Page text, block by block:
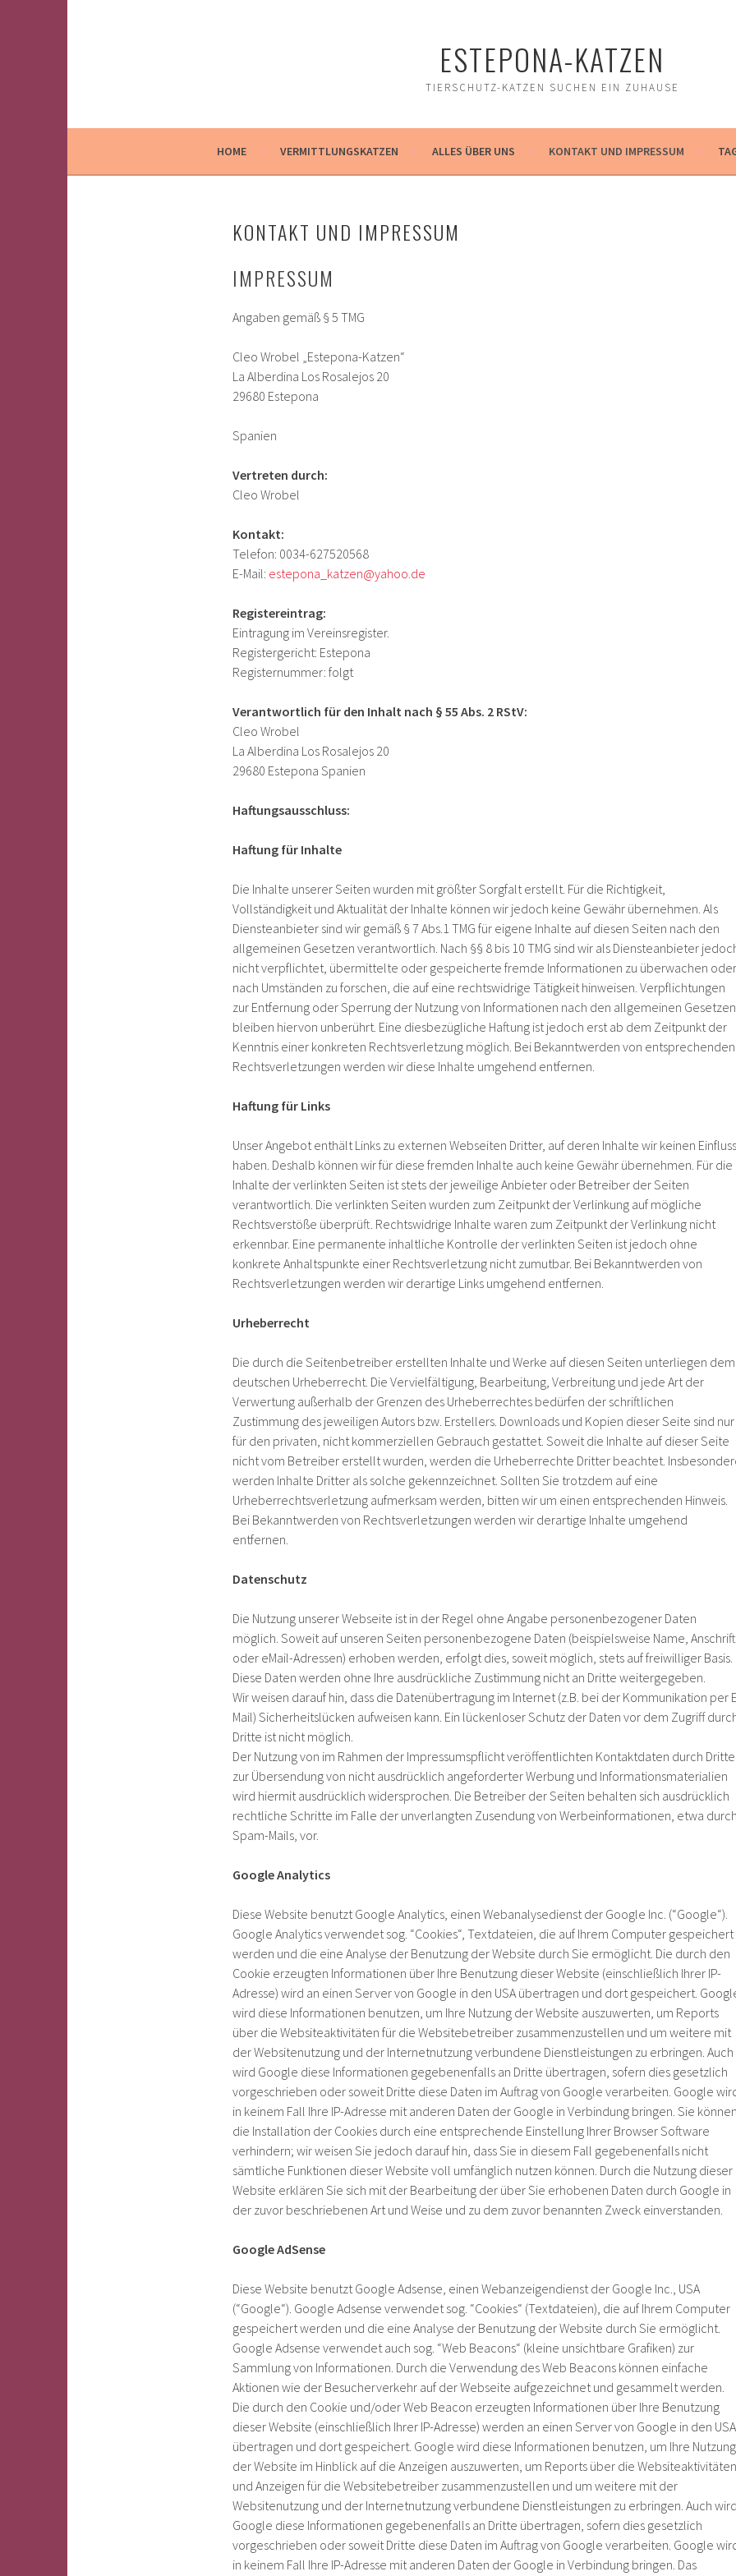
ESTEPONA-KATZEN
TIERSCHUTZ-KATZEN SUCHEN EIN ZUHAUSE
HOME VERMITTLUNGSKATZEN ALLES ÜBER UNS KONTAKT UND IMPRESSUM
KONTAKT UND IMPRESSUM
IMPRESSUM
Angaben gemäß § 5 TMG
Cleo Wrobel „Estepona-Katzen“
La Alberdina Los Rosalejos 20
29680 Estepona
Spanien
Vertreten durch:
Cleo Wrobel
Kontakt:
Telefon: 0034-627520568
E-Mail: estepona_katzen@yahoo.de
Registereintrag:
Eintragung im Vereinsregister.
Registergericht: Estepona
Registernummer: folgt
Verantwortlich für den Inhalt nach § 55 Abs. 2 RStV:
Cleo Wrobel
La Alberdina Los Rosalejos 20
29680 Estepona Spanien
Haftungsausschluss:
Haftung für Inhalte
Die Inhalte unserer Seiten wurden mit größter Sorgfalt erstellt. Für die Richtigkeit,
Vollständigkeit und Aktualität der Inhalte können wir jedoch keine Gewähr übernehmen. Als
Diensteanbieter sind wir gemäß § 7 Abs.1 TMG für eigene Inhalte auf diesen Seiten nach den
allgemeinen Gesetzen verantwortlich. Nach §§ 8 bis 10 TMG sind wir als Diensteanbieter
nicht verpflichtet, übermittelte oder gespeicherte fremde Informationen zu überwachen oder
nach Umständen zu forschen, die auf eine rechtswidrige Tätigkeit hinweisen. Verpflichtungen
zur Entfernung oder Sperrung der Nutzung von Informationen nach den allgemeinen Gesetzen
bleiben hiervon unberührt. Eine diesbezügliche Haftung ist jedoch erst ab dem Zeitpunkt der
Kenntnis einer konkreten Rechtsverletzung möglich. Bei Bekanntwerden von entsprechenden
Rechtsverletzungen werden wir diese Inhalte umgehend entfernen.
Haftung für Links
Unser Angebot enthält Links zu externen Webseiten Dritter, auf deren Inhalte wir keinen Einfluss
haben. Deshalb können wir für diese fremden Inhalte auch keine Gewähr übernehmen. Für die
Inhalte der verlinkten Seiten ist stets der jeweilige Anbieter oder Betreiber der Seiten
verantwortlich. Die verlinkten Seiten wurden zum Zeitpunkt der Verlinkung auf mögliche
Rechtsverstöße überprüft. Rechtswidrige Inhalte waren zum Zeitpunkt der Verlinkung nicht
erkennbar. Eine permanente inhaltliche Kontrolle der verlinkten Seiten ist jedoch ohne
konkrete Anhaltspunkte einer Rechtsverletzung nicht zumutbar. Bei Bekanntwerden von
Rechtsverletzungen werden wir derartige Links umgehend entfernen.
Urheberrecht
Die durch die Seitenbetreiber erstellten Inhalte und Werke auf diesen Seiten unterliegen dem
deutschen Urheberrecht. Die Vervielfältigung, Bearbeitung, Verbreitung und jede Art der
Verwertung außerhalb der Grenzen des Urheberrechtes bedürfen der schriftlichen
Zustimmung des jeweiligen Autors bzw. Erstellers. Downloads und Kopien dieser Seite sind nur
für den privaten, nicht kommerziellen Gebrauch gestattet. Soweit die Inhalte auf dieser Seite
nicht vom Betreiber erstellt wurden, werden die Urheberrechte Dritter beachtet.
werden Inhalte Dritter als solche gekennzeichnet. Sollten Sie trotzdem auf eine
Urheberrechtsverletzung aufmerksam werden, bitten wir um einen entsprechenden Hinweis.
Bei Bekanntwerden von Rechtsverletzungen werden wir derartige Inhalte umgehend
entfernen.
Datenschutz
Die Nutzung unserer Webseite ist in der Regel ohne Angabe personenbezogener Daten
möglich. Soweit auf unseren Seiten personenbezogene Daten (beispielsweise Name, Anschrift
oder eMail-Adressen) erhoben werden, erfolgt dies, soweit möglich, stets auf freiwilliger Basis.
Diese Daten werden ohne Ihre ausdrückliche Zustimmung nicht an Dritte weitergegeben.
Wir weisen darauf hin, dass die Datenübertragung im Internet (z.B. bei der Kommunikation per
Mail) Sicherheitslücken aufweisen kann. Ein lückenloser Schutz der Daten vor dem Zugriff
Dritte ist nicht möglich.
Der Nutzung von im Rahmen der Impressumspflicht veröffentlichten Kontaktdaten durch Dritte
zur Übersendung von nicht ausdrücklich angeforderter Werbung und Informationsmaterialien
wird hiermit ausdrücklich widersprochen. Die Betreiber der Seiten behalten sich ausdrücklich
rechtliche Schritte im Falle der unverlangten Zusendung von Werbeinformationen, etwa durch
Spam-Mails, vor.
Google Analytics
Diese Website benutzt Google Analytics, einen Webanalysedienst der Google Inc. (“Google“).
Google Analytics verwendet sog. “Cookies“, Textdateien, die auf Ihrem Computer gespeichert
werden und die eine Analyse der Benutzung der Website durch Sie ermöglicht. Die durch den
Cookie erzeugten Informationen über Ihre Benutzung dieser Website (einschließlich Ihrer IP-
Adresse) wird an einen Server von Google in den USA übertragen und dort gespeichert.
wird diese Informationen benutzen, um Ihre Nutzung der Website auszuwerten, um Reports
über die Websiteaktivitäten für die Websitebetreiber zusammenzustellen und um weitere mit
der Websitenutzung und der Internetnutzung verbundene Dienstleistungen zu erbringen. Auch
wird Google diese Informationen gegebenenfalls an Dritte übertragen, sofern dies gesetzlich
vorgeschrieben oder soweit Dritte diese Daten im Auftrag von Google verarbeiten. Google
in keinem Fall Ihre IP-Adresse mit anderen Daten der Google in Verbindung bringen. Sie können
die Installation der Cookies durch eine entsprechende Einstellung Ihrer Browser Software
verhindern; wir weisen Sie jedoch darauf hin, dass Sie in diesem Fall gegebenenfalls nicht
sämtliche Funktionen dieser Website voll umfänglich nutzen können. Durch die Nutzung dieser
Website erklären Sie sich mit der Bearbeitung der über Sie erhobenen Daten durch Google in
der zuvor beschriebenen Art und Weise und zu dem zuvor benannten Zweck einverstanden.
Google AdSense
Diese Website benutzt Google Adsense, einen Webanzeigendienst der Google Inc., USA
(“Google“). Google Adsense verwendet sog. “Cookies“ (Textdateien), die auf Ihrem Computer
gespeichert werden und die eine Analyse der Benutzung der Website durch Sie ermöglicht.
Google Adsense verwendet auch sog. “Web Beacons“ (kleine unsichtbare Grafiken) zur
Sammlung von Informationen. Durch die Verwendung des Web Beacons können einfache
Aktionen wie der Besucherverkehr auf der Webseite aufgezeichnet und gesammelt werden.
Die durch den Cookie und/oder Web Beacon erzeugten Informationen über Ihre Benutzung
dieser Website (einschließlich Ihrer IP-Adresse) werden an einen Server von Google in den USA
übertragen und dort gespeichert. Google wird diese Informationen benutzen, um Ihre Nutzung
der Website im Hinblick auf die Anzeigen auszuwerten, um Reports über die Websiteaktivitäten
und Anzeigen für die Websitebetreiber zusammenzustellen und um weitere mit der
Websitenutzung und der Internetnutzung verbundene Dienstleistungen zu erbringen. Auch wird
Google diese Informationen gegebenenfalls an Dritte übertragen, sofern dies gesetzlich
vorgeschrieben oder soweit Dritte diese Daten im Auftrag von Google verarbeiten. Google
in keinem Fall Ihre IP-Adresse mit anderen Daten der Google in Verbindung bringen. Das